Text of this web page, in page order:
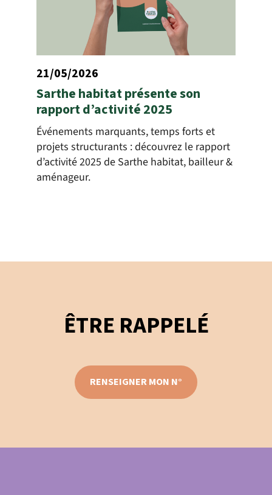
21/05/2026
Sarthe habitat présente son
rapport d’activité 2025
Événements marquants, temps forts et
projets structurants : découvrez le rapport
d’activité 2025 de Sarthe habitat, bailleur &
aménageur.
ÊTRE RAPPELÉ
RENSEIGNER MON N°